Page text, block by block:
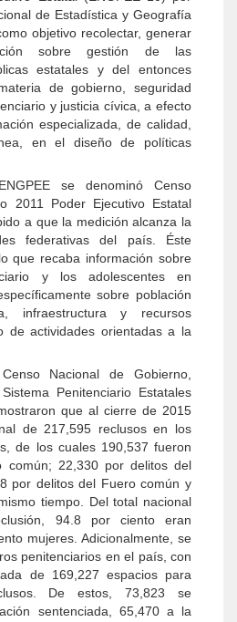
de Estadística y Geografía
objetivo recolectar, generar
sobre gestión de las
estatales y del entonces
de gobierno, seguridad
y justicia cívica, a efecto
especializada, de calidad,
en el diseño de políticas
se denominó Censo
2011 Poder Ejecutivo Estatal
a que la medición alcanza la
federativas del país. Éste
que recaba información sobre
y los adolescentes en
sobre población
infraestructura y recursos
de actividades orientadas a la
Nacional de Gobierno,
Penitenciario Estatales
que al cierre de 2015
de 217,595 reclusos en los
de los cuales 190,537 fueron
común; 22,330 por delitos del
por delitos del Fuero común y
tiempo. Del total nacional
94.8 por ciento eran
mujeres. Adicionalmente, se
penitenciarios en el país, con
de 169,227 espacios para
De estos, 73,823 se
sentenciada, 65,470 a la